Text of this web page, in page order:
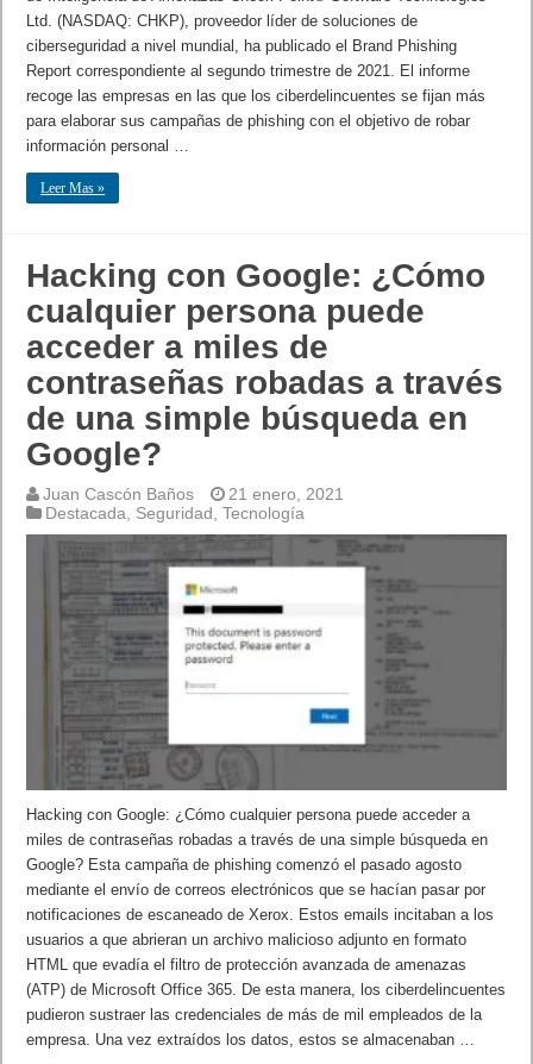
Ltd. (NASDAQ: CHKP), proveedor líder de soluciones de
ciberseguridad a nivel mundial, ha publicado el Brand Phishing
Report correspondiente al segundo trimestre de 2021. El informe
recoge las empresas en las que los ciberdelincuentes se fijan más
para elaborar sus campañas de phishing con el objetivo de robar
información personal …
Leer Mas »
Hacking con Google: ¿Cómo
cualquier persona puede
acceder a miles de
contraseñas robadas a través
de una simple búsqueda en
Google?
Juan Cascón Baños
21 enero, 2021
Destacada
Seguridad ,Tecnología
Hacking con Google: ¿Cómo cualquier persona puede acceder a
miles de contraseñas robadas a través de una simple búsqueda en
Google? Esta campaña de phishing comenzó el pasado agosto
mediante el envío de correos electrónicos que se hacían pasar por
notificaciones de escaneado de Xerox. Estos emails incitaban a los
usuarios a que abrieran un archivo malicioso adjunto en formato
HTML que evadía el filtro de protección avanzada de amenazas
(ATP) de Microsoft Office 365. De esta manera, los ciberdelincuentes
pudieron sustraer las credenciales de más de mil empleados de la
empresa. Una vez extraídos los datos, estos se almacenaban …